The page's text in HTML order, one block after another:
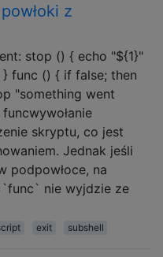
z
stop () { echo "${1}"
} func () { if false; then
"something went
skryptu, co jest
Jednak jeśli
podpowłoce, na
nie wyjdzie ze
exit subshell